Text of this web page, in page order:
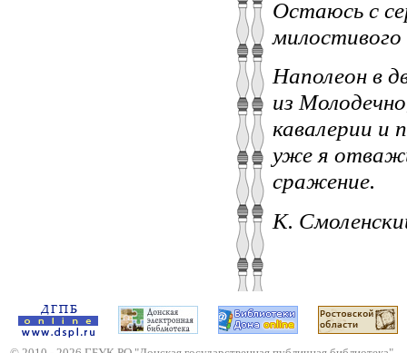
Остаюсь с
милостивого
Наполеон в
из
кавалерии и
уже я
сражение.
К.